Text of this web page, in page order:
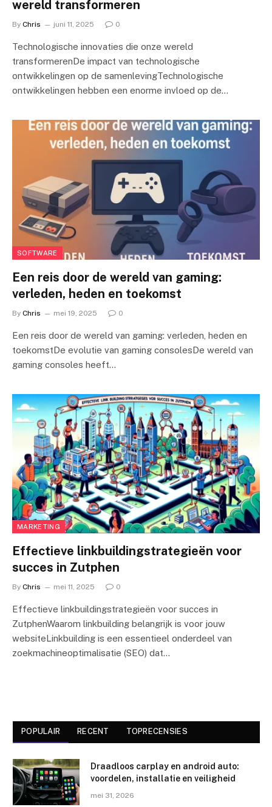
wereld transformeren
By Chris juni 11, 2025 0
Technologische innovaties die onze wereld
transformerenDe impact van technologische
ontwikkelingen op de samenlevingTechnologische
ontwikkelingen hebben een enorme invloed op de…
SOFTWARE
Een reis door de wereld van gaming:
verleden, heden en toekomst
By Chris mei 19, 2025 0
Een reis door de wereld van gaming: verleden, heden en
toekomstDe evolutie van gaming consolesDe wereld van
gaming consoles heeft…
MARKETING
Effectieve linkbuildingstrategieën voor
succes in Zutphen
By Chris mei 11, 2025 0
Effectieve linkbuildingstrategieën voor succes in
ZutphenWaarom linkbuilding belangrijk is voor jouw
websiteLinkbuilding is een essentieel onderdeel van
zoekmachineoptimalisatie (SEO) dat…
POPULAIR RECENT TOPRECENSIES
Draadloos carplay en android auto:
voordelen, installatie en veiligheid
mei 31, 2026